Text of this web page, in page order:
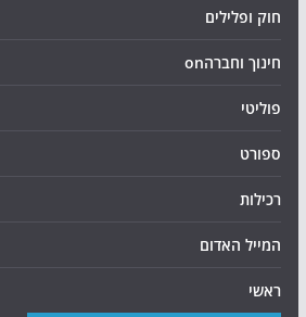
חוק ופלילים
חינוך וחברהon
פוליטי
ספורט
רכילות
המייל האדום
ראשי